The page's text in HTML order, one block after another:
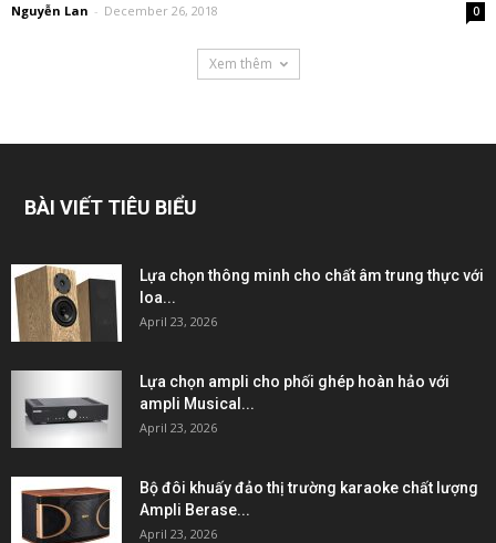
Nguyễn Lan - December 26, 2018 0
Xem thêm
BÀI VIẾT TIÊU BIỂU
Lựa chọn thông minh cho chất âm trung thực với
loa...
April 23, 2026
Lựa chọn ampli cho phối ghép hoàn hảo với
ampli Musical...
April 23, 2026
Bộ đôi khuấy đảo thị trường karaoke chất lượng
Ampli Berase...
April 23, 2026